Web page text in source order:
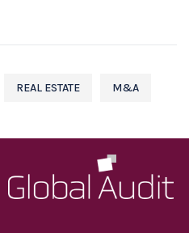
REAL ESTATE M&A